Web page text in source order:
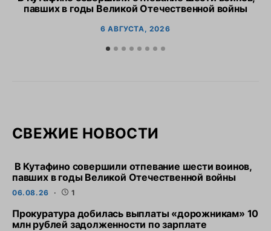
павших в годы Великой Отечественной войны
6 АВГУСТА, 2026
СВЕЖИЕ НОВОСТИ
В Кутафино совершили отпевание шести воинов,
павших в годы Великой Отечественной войны
06.08.26 1
Прокуратура добилась выплаты «дорожникам» 10
млн рублей задолженности по зарплате